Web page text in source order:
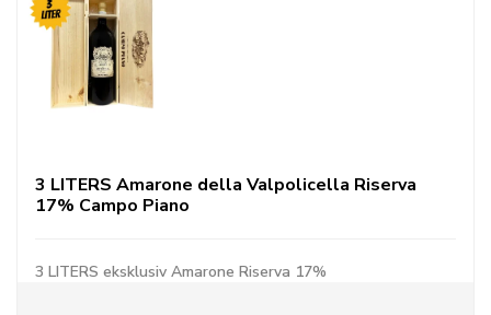
3 LITERS Amarone della Valpolicella Riserva
17% Campo Piano
3 LITERS eksklusiv Amarone Riserva 17%